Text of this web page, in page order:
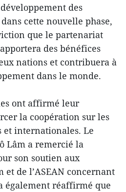
des
cette nouvelle phase,
que le partenariat
des bénéfices
nations et contribuera à
dans le monde.
ont affirmé leur
la coopération sur les
et internationales. Le
Lâm a remercié la
son soutien aux
de l’ASEAN concernant
également réaffirmé que